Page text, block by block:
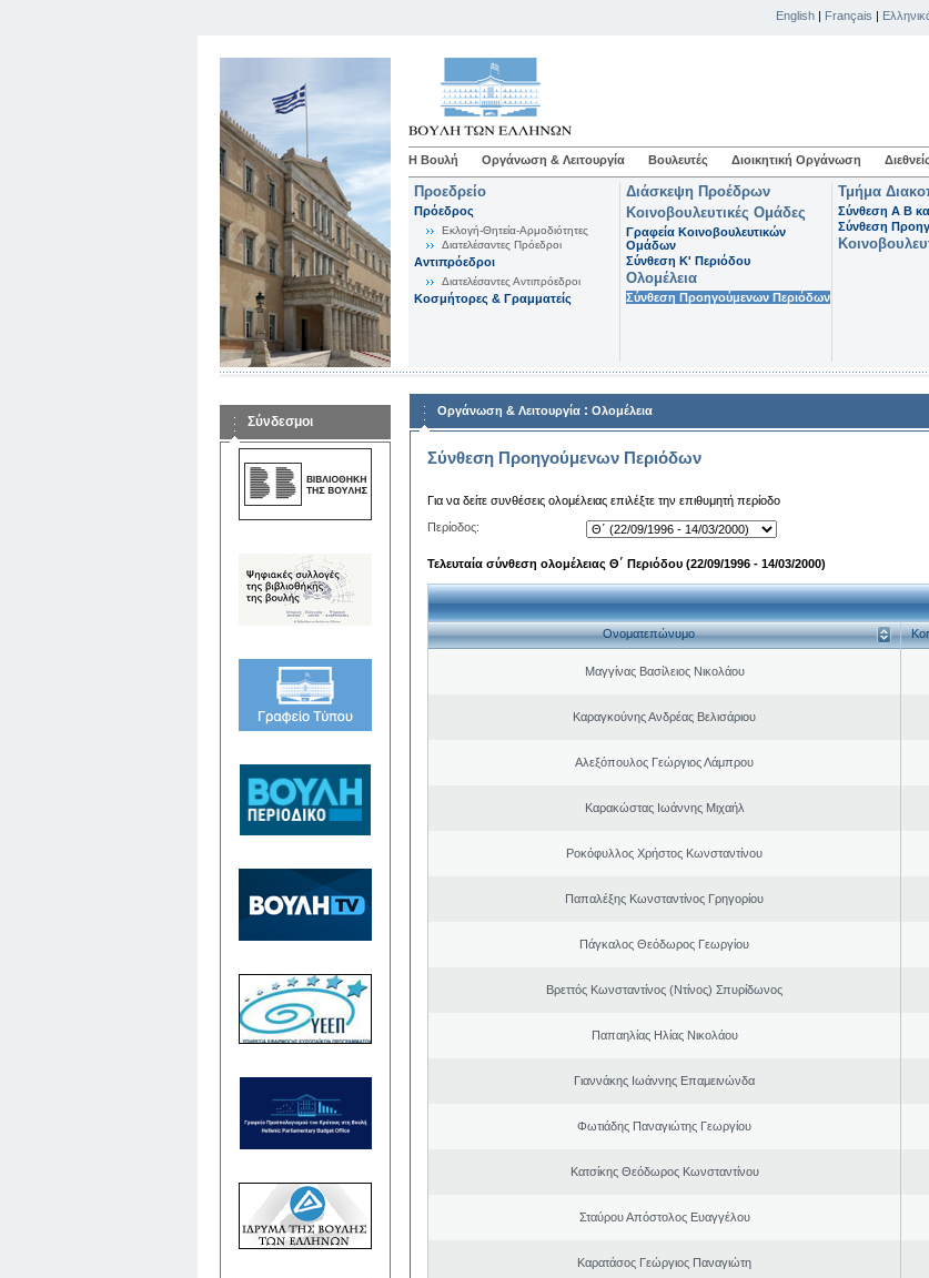
English | Français |
Η Βουλή Οργάνωση & Λειτουργία Βουλευτές Διοικητική Οργάνωση
Προεδρείο
Πρόεδρος
Εκλογή-Θητεία-Αρμοδιότητες
Διατελέσαντες Πρόεδροι
Αντιπρόεδροι
Διατελέσαντες Αντιπρόεδροι
Κοσμήτορες & Γραμματείς
Διάσκεψη Προέδρων
Κοινοβουλευτικές Ομάδες
Γραφεία Κοινοβουλευτικών
Ομάδων
Σύνθεση K' Περιόδου
Ολομέλεια
Σύνθεση Προηγούμενων Περιόδων
Τμήμα
Σύνθεση Α Β
Σύνθεση
Σύνδεσμοι
Οργάνωση & Λειτουργία : Ολομέλεια
Σύνθεση Προηγούμενων Περιόδων
Για να δείτε συνθέσεις ολομέλειας επιλέξτε την επιθυμητή περίοδο
Περίοδος:
Τελευταία σύνθεση ολομέλειας Θ΄ Περιόδου (22/09/1996 - 14/03/2000)
Ονοματεπώνυμο
Μαγγίνας Βασίλειος Νικολάου
Καραγκούνης Ανδρέας Βελισάριου
Αλεξόπουλος Γεώργιος Λάμπρου
Καρακώστας Ιωάννης Μιχαήλ
Ροκόφυλλος Χρήστος Κωνσταντίνου
Παπαλέξης Κωνσταντίνος Γρηγορίου
Πάγκαλος Θεόδωρος Γεωργίου
Βρεττός Κωνσταντίνος (Ντίνος) Σπυρίδωνος
Παπαηλίας Ηλίας Νικολάου
Γιαννάκης Ιωάννης Επαμεινώνδα
Φωτιάδης Παναγιώτης Γεωργίου
Κατσίκης Θεόδωρος Κωνσταντίνου
Σταύρου Απόστολος Ευαγγέλου
Καρατάσος Γεώργιος Παναγιώτη